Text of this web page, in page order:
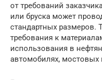
от требований
или бруска может
стандартных размеров.
требования к
использования в
автомобилях, мостовых